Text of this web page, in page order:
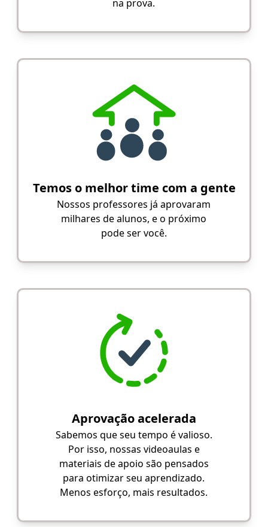
na prova.
Temos o melhor time com a gente
Nossos professores já aprovaram
milhares de alunos, e o próximo
pode ser você.
Aprovação acelerada
Sabemos que seu tempo é valioso.
Por isso, nossas videoaulas e
materiais de apoio são pensados
para otimizar seu aprendizado.
Menos esforço, mais resultados.